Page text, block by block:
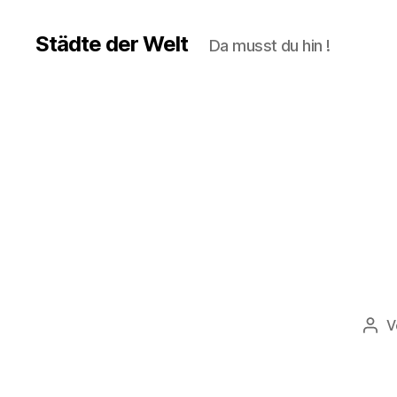
Städte der Welt Da musst du hin !